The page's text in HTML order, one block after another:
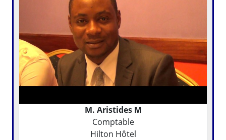
M. Aristides M
Comptable
Hilton Hôtel